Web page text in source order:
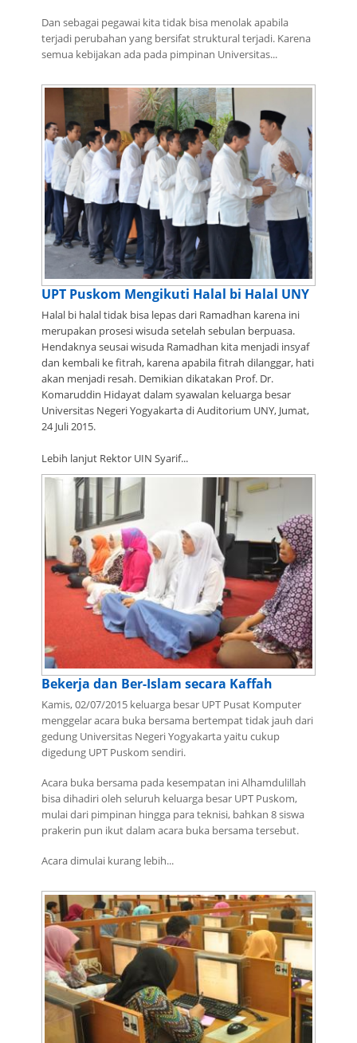
Dan sebagai pegawai kita tidak bisa menolak apabila
terjadi perubahan yang bersifat struktural terjadi. Karena
semua kebijakan ada pada pimpinan Universitas...
UPT Puskom Mengikuti Halal bi Halal UNY
Halal bi halal tidak bisa lepas dari Ramadhan karena ini
merupakan prosesi wisuda setelah sebulan berpuasa.
Hendaknya seusai wisuda Ramadhan kita menjadi insyaf
dan kembali ke fitrah, karena apabila fitrah dilanggar, hati
akan menjadi resah. Demikian dikatakan Prof. Dr.
Komaruddin Hidayat dalam syawalan keluarga besar
Universitas Negeri Yogyakarta di Auditorium UNY, Jumat,
24 Juli 2015.
Lebih lanjut Rektor UIN Syarif...
Bekerja dan Ber-Islam secara Kaffah
Kamis, 02/07/2015 keluarga besar UPT Pusat Komputer
menggelar acara buka bersama bertempat tidak jauh dari
gedung Universitas Negeri Yogyakarta yaitu cukup
digedung UPT Puskom sendiri.
Acara buka bersama pada kesempatan ini Alhamdulillah
bisa dihadiri oleh seluruh keluarga besar UPT Puskom,
mulai dari pimpinan hingga para teknisi, bahkan 8 siswa
prakerin pun ikut dalam acara buka bersama tersebut.
Acara dimulai kurang lebih...